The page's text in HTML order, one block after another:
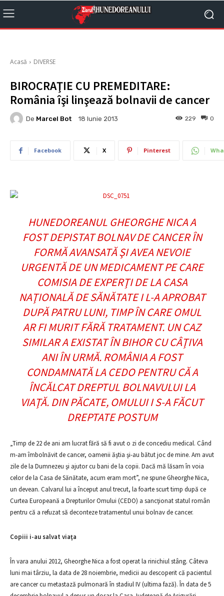
Acasă DIVERSE
BIROCRAŢIE CU PREMEDITARE:
România îşi linşează bolnavii de cancer
De Marcel Bot 18 Iunie 2013 0
229
Facebook X Pinterest
HUNEDOREANUL GHEORGHE NICA A
FOST DEPISTAT BOLNAV DE CANCER ÎN
FORMĂ AVANSATĂ ŞI AVEA NEVOIE
URGENTĂ DE UN MEDICAMENT PE CARE
COMISIA DE EXPERŢI DE LA CASA
NAŢIONALĂ DE SĂNĂTATE I L-A APROBAT
DUPĂ PATRU LUNI, TIMP ÎN CARE OMUL
AR FI MURIT FĂRĂ TRATAMENT. UN CAZ
SIMILAR A EXISTAT ÎN BIHOR CU CÂŢIVA
ANI ÎN URMĂ. ROMÂNIA A FOST
CONDAMNATĂ LA CEDO PENTRU CĂ A
ÎNCĂLCAT DREPTUL BOLNAVULUI LA
VIAŢĂ. DIN PĂCATE, OMULUI I S-A FĂCUT
DREPTATE POSTUM
„Timp de 22 de ani am lucrat fără să fi avut o zi de concediu medical. Când
m-am îmbolnăvit de cancer, oamenii ăştia şi-au bătut joc de mine. Am avut
zile de la Dumnezeu şi ajutor cu bani de la copii. Dacă mă lăsam în voia
celor de la Casa de Sănătate, acum eram mort”, ne spune Gheorghe Nica,
un devean. Calvarul lui a început anul trecut, la foarte scurt timp după ce
Curtea Europeană a Drepturilor Omului (CEDO) a sancţionat statul român
pentru că a refuzat să deconteze tratamentul unui bolnav de cancer.
Copiii i-au salvat viaţa
În vara anului 2012, Gheorghe Nica a fost operat la rinichiul stâng. Câteva
luni mai târziu, la data de 28 noiembrie, medicii au descoperit că pacientul
are cancer cu metastază pulmonară în stadiul IV (ultima fază). În data de 5